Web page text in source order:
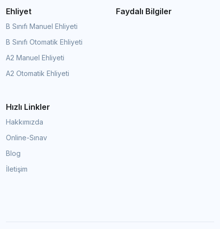
Ehliyet
B Sınıfı Manuel Ehliyeti
B Sınıfı Otomatik Ehliyeti
A2 Manuel Ehliyeti
A2 Otomatik Ehliyeti
Faydalı Bilgiler
Hızlı Linkler
Hakkımızda
Online-Sınav
Blog
İletişim